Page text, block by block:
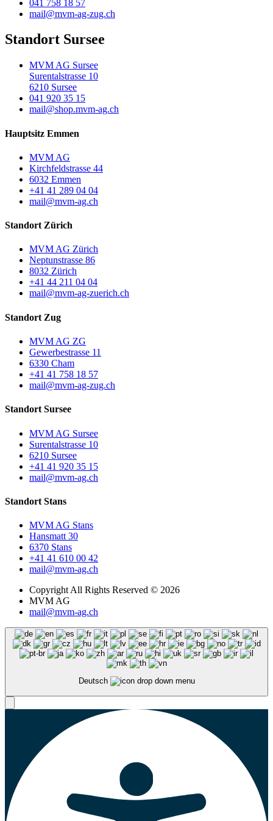
041 758 18 57
mail@mvm-ag-zug.ch
Standort Sursee
MVM AG Sursee
Surentalstrasse 10
6210 Sursee
041 920 35 15
mail@shop.mvm-ag.ch
Hauptsitz Emmen
MVM AG
Kirchfeldstrasse 44
6032 Emmen
+41 41 289 04 04
mail@mvm-ag.ch
Standort Zürich
MVM AG Zürich
Neptunstrasse 86
8032 Zürich
+41 44 211 04 04
mail@mvm-ag-zuerich.ch
Standort Zug
MVM AG ZG
Gewerbestrasse 11
6330 Cham
+41 41 758 18 57
mail@mvm-ag-zug.ch
Standort Sursee
MVM AG Sursee
Surentalstrasse 10
6210 Sursee
+41 41 920 35 15
mail@mvm-ag.ch
Standort Stans
MVM AG Stans
Hansmatt 30
6370 Stans
+41 41 610 00 42
mail@mvm-ag.ch
Copyright All Rights Reserved © 2026
MVM AG
mail@mvm-ag.ch
Deutsch